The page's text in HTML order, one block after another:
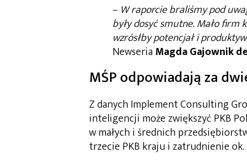
– W raporcie braliśmy pod
były dosyć smutne. Mało firm
wzrósłby potencjał i
Newseria Magda Gajownik
MŚP odpowiadają za
Z danych Implement Consulting
inteligencji może zwiększyć PKB
w małych i średnich
trzecie PKB kraju i zatrudnienie ok.